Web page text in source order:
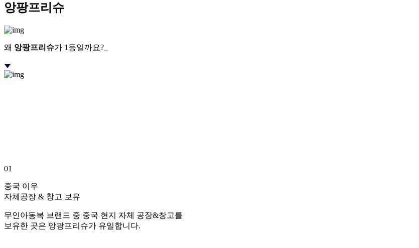
앙팡프리슈
왜 앙팡프리슈가 1등일까요?_
01
중국 이우
자체공장 & 창고 보유
무인아동복 브랜드 중 중국 현지 자체 공장&창고를
보유한 곳은 앙팡프리슈가 유일합니다.